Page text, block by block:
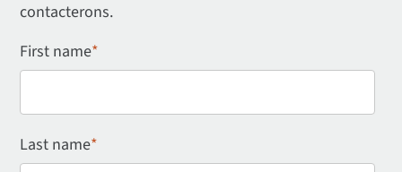
contacterons.
First name*
Last name*